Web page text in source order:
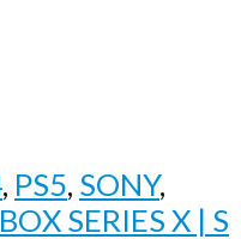
, PS5, SONY,
SERIES X | S